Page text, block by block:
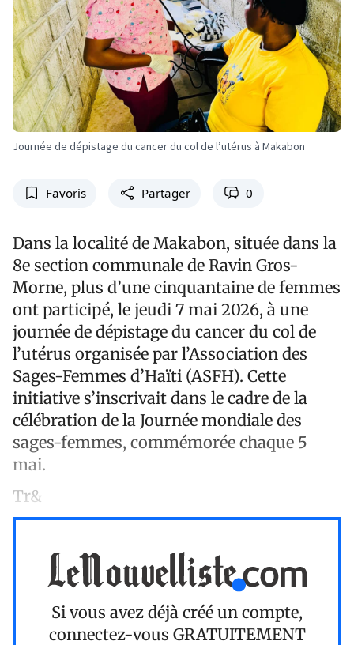
Journée de dépistage du cancer du col de l’utérus à Makabon
Favoris Partager 0
Dans la localité de Makabon, située dans la
8e section communale de Ravin Gros-
Morne, plus d’une cinquantaine de femmes
ont participé, le jeudi 7 mai 2026, à une
journée de dépistage du cancer du col de
l’utérus organisée par l’Association des
Sages-Femmes d’Haïti (ASFH). Cette
initiative s’inscrivait dans le cadre de la
célébration de la Journée mondiale des
sages-femmes, commémorée chaque 5
mai.
Tr&
Si vous avez déjà créé un compte,
connectez-vous GRATUITEMENT